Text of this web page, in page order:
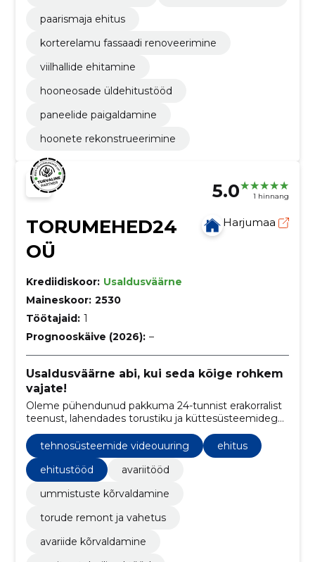
paarismaja ehitus
korterelamu fassaadi renoveerimine
viilhallide ehitamine
hooneosade üldehitustööd
paneelide paigaldamine
hoonete rekonstrueerimine
5.0 1 hinnang
TORUMEHED24
OÜ
Harjumaa
Krediidiskoor: Usaldusväärne
Maineskoor: 2530
Töötajaid: 1
Prognooskäive (2026): –
Usaldusväärne abi, kui seda kõige rohkem
vajate!
Oleme pühendunud pakkuma 24-tunnist erakorralist
teenust, lahendades torustiku ja küttesüsteemidega
seotud probleeme.
tehnosüsteemide videouuring
ehitus
ehitustööd
avariitööd
ummistuste kõrvaldamine
torude remont ja vahetus
avariide kõrvaldamine